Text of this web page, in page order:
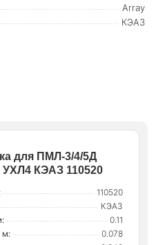
Array
КЭАЗ
для ПМЛ-3/4/5Д
УХЛ4 КЭАЗ 110520
110520
КЭАЗ
0.11
м:
0.078